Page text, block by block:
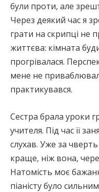
були проти, але
Через деякий час я
грати на скрипці не
життєва: кімната
прогрівалася.
мене не
практикувався.
Сестра брала уроки
учителя. Під час її
слухав. Уже за
краще, ніж вона,
Натомість моє
піаністу було